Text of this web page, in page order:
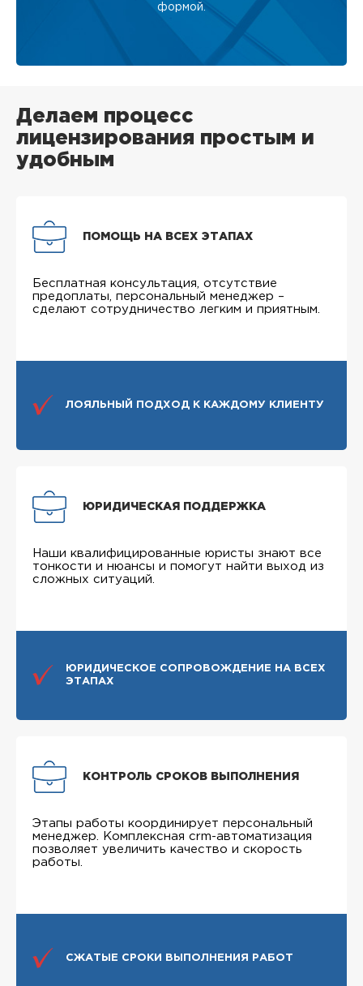
формой.
Делаем процесс
лицензирования простым и
удобным
ПОМОЩЬ НА ВСЕХ ЭТАПАХ
Бесплатная консультация, отсутствие
предоплаты, персональный менеджер –
сделают сотрудничество легким и приятным.
ЛОЯЛЬНЫЙ ПОДХОД К КАЖДОМУ КЛИЕНТУ
ЮРИДИЧЕСКАЯ ПОДДЕРЖКА
Наши квалифицированные юристы знают все
тонкости и нюансы и помогут найти выход из
сложных ситуаций.
ЮРИДИЧЕСКОЕ СОПРОВОЖДЕНИЕ НА ВСЕХ
ЭТАПАХ
КОНТРОЛЬ СРОКОВ ВЫПОЛНЕНИЯ
Этапы работы координирует персональный
менеджер. Комплексная crm-автоматизация
позволяет увеличить качество и скорость
работы.
СЖАТЫЕ СРОКИ ВЫПОЛНЕНИЯ РАБОТ